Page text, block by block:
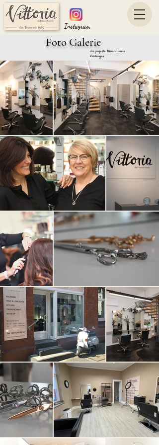
Instagram
Foto Galerie
die perfekte Frisur - Unsere
Leistungen